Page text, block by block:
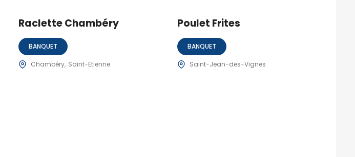
Raclette Chambéry
BANQUET
Chambéry Saint-Etienne
Poulet Frites
BANQUET
Saint-Jean-des-Vignes